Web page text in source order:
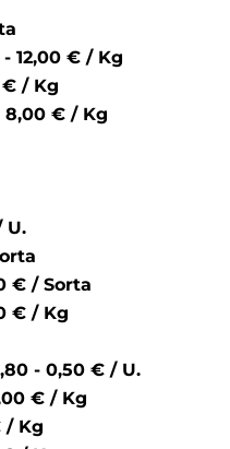
14,00 - 12,00 € / Kg
10,00 € / Kg
10,00 - 8,00 € / Kg
€ / U.
2,00 - 1,50 € / Sorta
6,00 € / Kg
0,80 - 0,50 € / U.
5,00 - 4,00 € / Kg
2,00 € / Kg